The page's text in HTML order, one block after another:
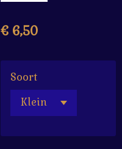
€ 6,50
Soort